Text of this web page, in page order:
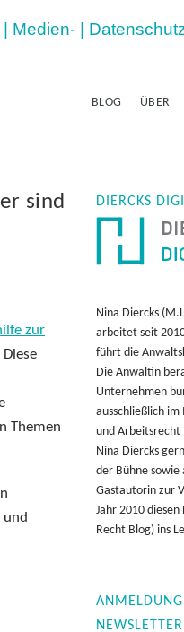
| Medien- |
BLOG ÜBER
sind
zur
Diese
Themen
DIERCKS
Nina Diercks
arbeitet seit
führt die
Die Anwältin
Unternehmen
ausschließlich
und
Nina Diercks
der Bühne
Gastautorin zur
Jahr 2010
Recht Blog) ins
NEWSLETTER